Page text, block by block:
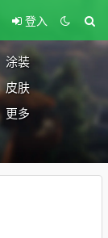
登入
涂装
皮肤
更多